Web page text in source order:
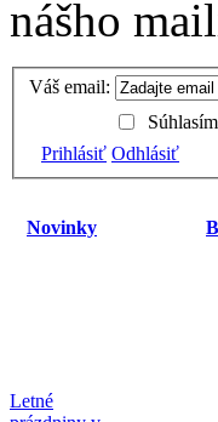
nášho
Váš email:
Prihlásiť Odhlásiť
Novinky
Letné